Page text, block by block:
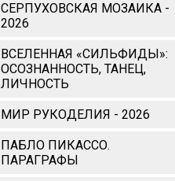
СЕРПУХОВСКАЯ МОЗАИКА -
2026
ВСЕЛЕННАЯ «СИЛЬФИДЫ»:
ОСОЗНАННОСТЬ, ТАНЕЦ,
ЛИЧНОСТЬ
МИР РУКОДЕЛИЯ - 2026
ПАБЛО ПИКАССО.
ПАРАГРАФЫ